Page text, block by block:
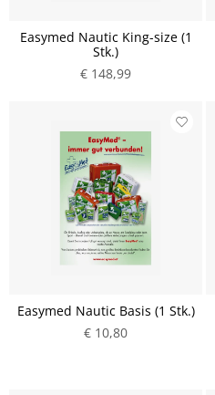
Easymed Nautic King-size (1
Stk.)
€ 148,99
Easymed Nautic Basis (1 Stk.)
€ 10,80